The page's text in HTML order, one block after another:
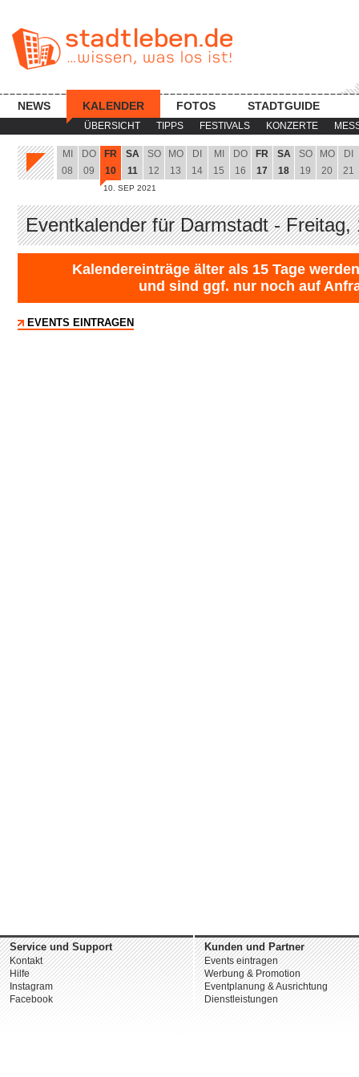
ÜBERSICHT TIPPS FESTIVALS KONZERTE
NEWS KALENDER FOTOS STADTGUIDE
MI
08
DO
09
FR
10
10. SEP 2021
SA
11
SO
12
MO
13
DI
14
MI
15
DO
16
FR
17
SA
18
SO
19
MO
20
DI
21
Eventkalender für Darmstadt - Freitag,
Kalendereinträge älter als 15 Tage
und sind ggf. nur noch auf
EVENTS EINTRAGEN
Service und Support
Kontakt
Hilfe
Instagram
Facebook
Kunden und Partner
Events eintragen
Werbung & Promotion
Eventplanung & Ausrichtung
Dienstleistungen